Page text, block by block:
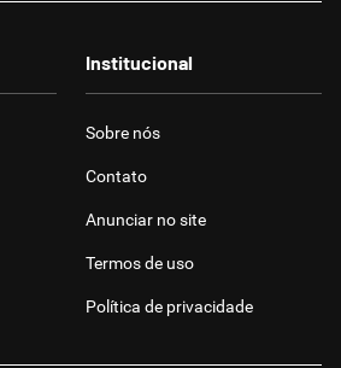
Institucional
Sobre nós
Contato
Anunciar no site
Termos de uso
Política de privacidade